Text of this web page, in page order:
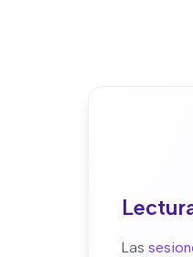
Las